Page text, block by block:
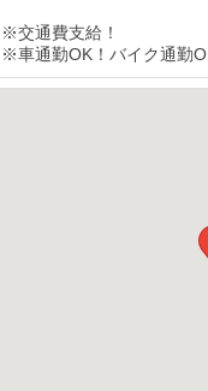
※交通費支給！
※車通勤OK！バイク通勤